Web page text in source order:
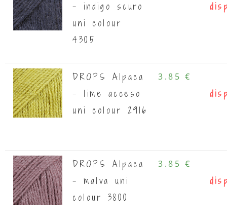
- indigo scuro
uni colour
4305
DROPS Alpaca
- lime acceso
uni colour 2916
3.85 €
DROPS Alpaca
- malva uni
colour 3800
3.85 €